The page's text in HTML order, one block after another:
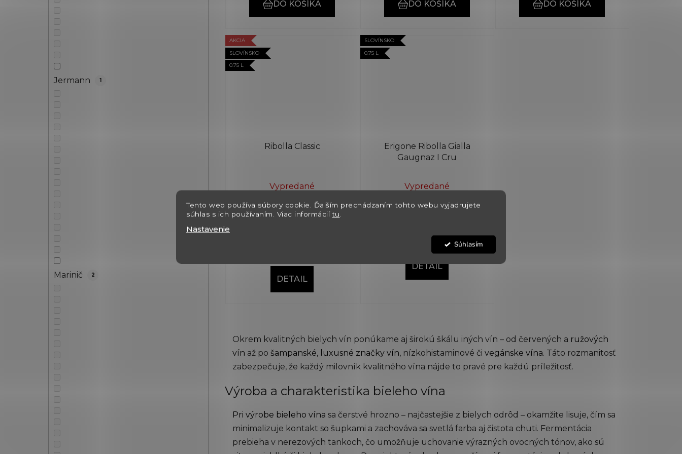
Tento web používa súbory cookie. Ďalším prechádzaním tohto webu vyjadrujete
súhlas s ich používaním. Viac informácií tu.
Nastavenie
Súhlasím
Jermann 1
Marinič 2
DO KOŠÍKA DO KOŠÍKA DO KOŠÍKA
AKCIA
SLOVÍNSKO
0.75 L
Ribolla Classic
Vypredané
2021 Simčič
DETAIL
SLOVÍNSKO
0.75 L
Erigone Ribolla Gialla
Gaugnaz I Cru
Vypredané
2019 Marinič
€20,50
DETAIL
l
á
d
c
i
p
r
v
Okrem kvalitných bielych vín ponúkame aj širokú škálu iných vín – od červených a ružových
vín až po šampanské, luxusné značky vín, nízkohistaminové či vegánske vína. Táto rozmanitosť
zabezpečuje, že každý milovník kvalitného vína nájde to pravé pre každú príležitosť.
Výroba a charakteristika bieleho vína
Pri výrobe bieleho vína sa čerstvé hrozno – najčastejšie z bielych odrôd – okamžite lisuje, čím sa
minimalizuje kontakt so šupkami a zachováva sa svetlá farba aj čistota chuti. Fermentácia
prebieha v nerezových tankoch, čo umožňuje uchovanie výrazných ovocných tónov, ako sú